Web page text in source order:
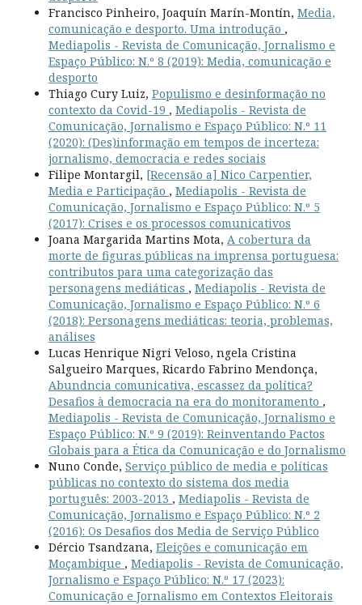
Francisco Pinheiro, Joaquín Marín-Montín, Media,
comunicação e desporto. Uma introdução ,
Mediapolis - Revista de Comunicação, Jornalismo e
Espaço Público: N.º 8 (2019): Media, comunicação e
desporto
Thiago Cury Luiz, Populismo e desinformação no
contexto da Covid-19 , Mediapolis - Revista de
Comunicação, Jornalismo e Espaço Público: N.º 11
(2020): (Des)informação em tempos de incerteza:
jornalismo, democracia e redes sociais
Filipe Montargil, [Recensão a] Nico Carpentier,
Media e Participação , Mediapolis - Revista de
Comunicação, Jornalismo e Espaço Público: N.º 5
(2017): Crises e os processos comunicativos
Joana Margarida Martins Mota, A cobertura da
morte de figuras públicas na imprensa portuguesa:
contributos para uma categorização das
personagens mediáticas , Mediapolis - Revista de
Comunicação, Jornalismo e Espaço Público: N.º 6
(2018): Personagens mediáticas: teoria, problemas,
análises
Lucas Henrique Nigri Veloso, ngela Cristina
Salgueiro Marques, Ricardo Fabrino Mendonça,
Abundncia comunicativa, escassez da política?
Desafios à democracia na era do monitoramento ,
Mediapolis - Revista de Comunicação, Jornalismo e
Espaço Público: N.º 9 (2019): Reinventando Pactos
Globais para a Ética da Comunicação e do Jornalismo
Nuno Conde, Serviço público de media e políticas
públicas no contexto do sistema dos media
português: 2003-2013 , Mediapolis - Revista de
Comunicação, Jornalismo e Espaço Público: N.º 2
(2016): Os Desafios dos Media de Serviço Público
Dércio Tsandzana, Eleições e comunicação em
Moçambique , Mediapolis - Revista de Comunicação,
Jornalismo e Espaço Público: N.º 17 (2023):
Comunicação e Jornalismo em Contextos Eleitorais